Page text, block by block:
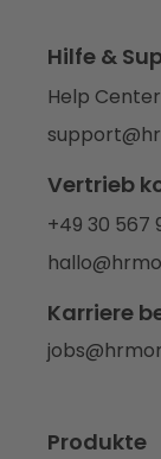
Hilfe &
Help Center
Vertrieb
+49 30 567
Karriere
Produkte